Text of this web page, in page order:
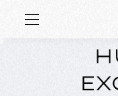
À PROPOS
MÉTIERS
À